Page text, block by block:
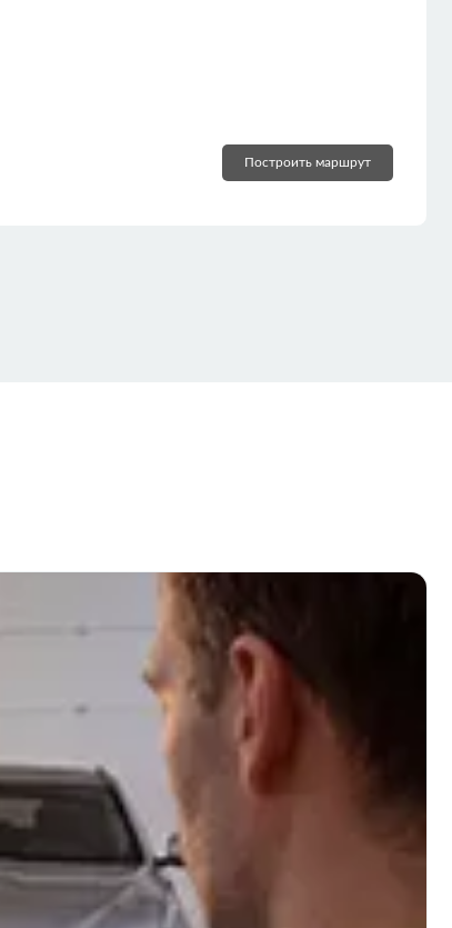
Построить маршрут